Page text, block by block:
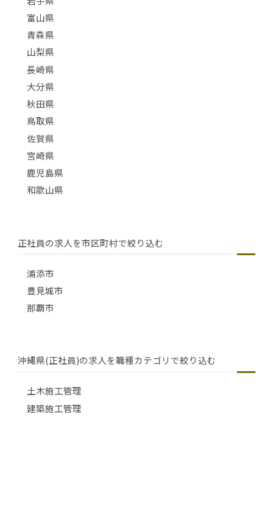
富山県
青森県
山梨県
長崎県
大分県
秋田県
鳥取県
佐賀県
宮崎県
鹿児島県
和歌山県
正社員の求人を市区町村で絞り込む
浦添市
豊見城市
那覇市
沖縄県(正社員)の求人を職種カテゴリで絞り込む
土木施工管理
建築施工管理